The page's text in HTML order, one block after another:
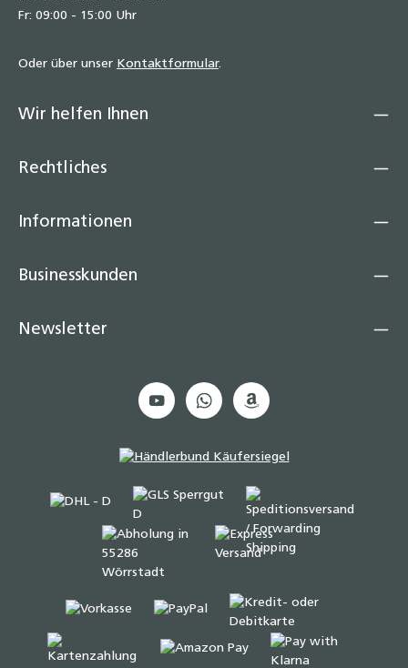
Fr: 09:00 - 15:00 Uhr
Oder über unser Kontaktformular.
Wir helfen Ihnen
Rechtliches
Informationen
Businesskunden
Newsletter